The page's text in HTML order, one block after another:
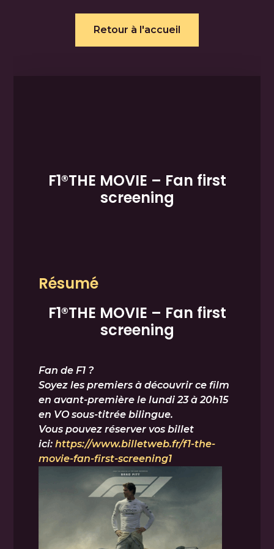
Retour à l'accueil
F1®THE MOVIE – Fan first
screening
Résumé
F1®THE MOVIE – Fan first
screening
Fan de F1 ?
Soyez les premiers à découvrir ce film
en avant-première le lundi 23 à 20h15
en VO sous-titrée bilingue.
Vous pouvez réserver vos billet
ici: https://www.billetweb.fr/f1-the-
movie-fan-first-screening1